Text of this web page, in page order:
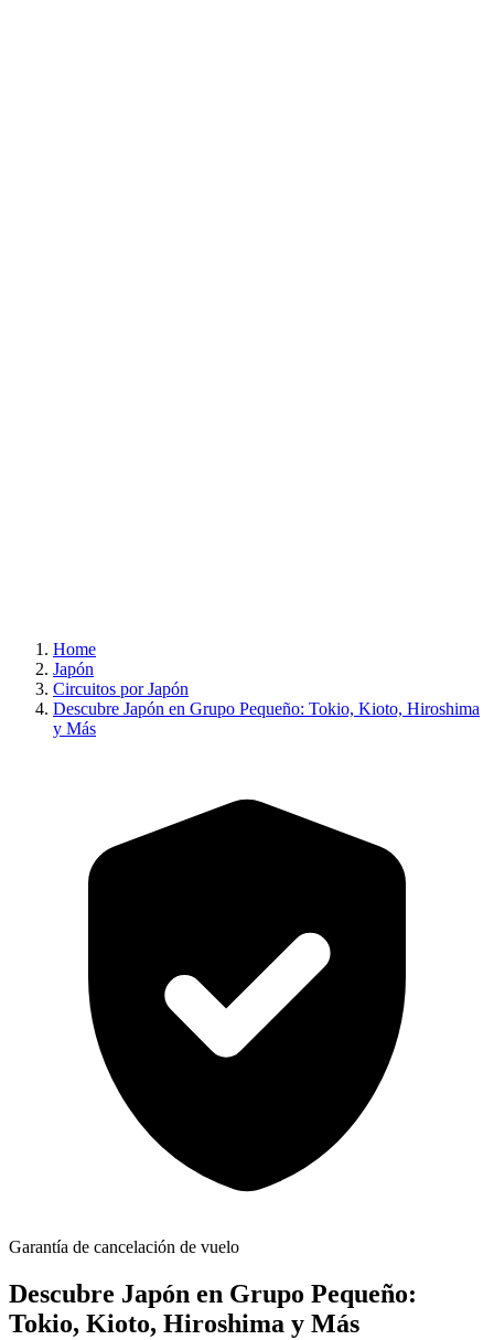
Home
Japón
Circuitos por Japón
Descubre Japón en Grupo Pequeño: Tokio, Kioto, Hiroshima
y Más
Garantía de cancelación de vuelo
Descubre Japón en Grupo Pequeño:
Tokio, Kioto, Hiroshima y Más